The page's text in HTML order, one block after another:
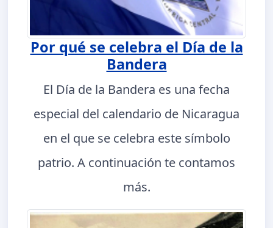
Por qué se celebra el Día de la
Bandera
El Día de la Bandera es una fecha
especial del calendario de Nicaragua
en el que se celebra este símbolo
patrio. A continuación te contamos
más.